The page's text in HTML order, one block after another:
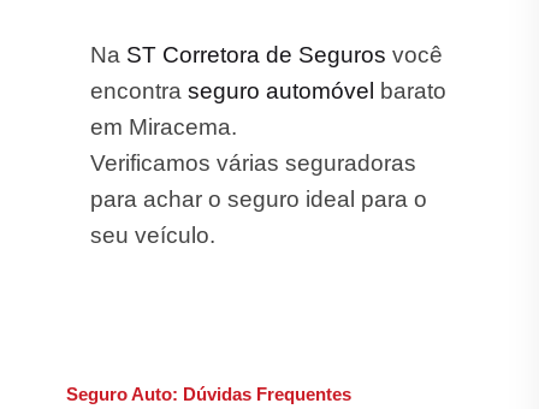
Na ST Corretora de Seguros você
encontra seguro automóvel
barato
em Miracema.
Verificamos várias seguradoras
para achar o seguro ideal para o
seu veículo.
Seguro Auto: Dúvidas Frequentes